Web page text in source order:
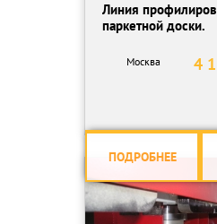
Линия
паркетной доски.
4
Москва
ПОДРОБНЕЕ